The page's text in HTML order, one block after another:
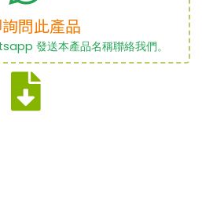
問此產品
發送本產品名稱聯絡我們。